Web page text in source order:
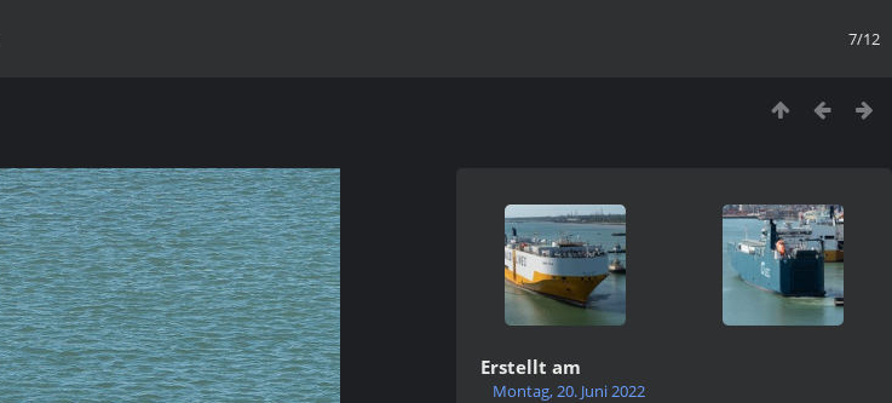
7/12
Erstellt am
Montag, 20. Juni 2022